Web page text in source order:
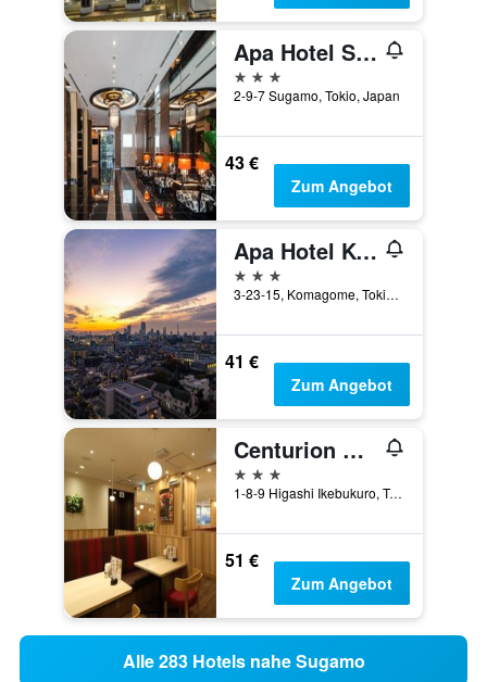
Apa Hotel Sugamo Ekimae
3 Sterne
2-9-7 Sugamo, Tokio, Japan
43 €
Zum Angebot
Apa Hotel Komagome Ekimae
3 Sterne
3-23-15, Komagome, Tokio, Japan
41 €
Zum Angebot
Centurion Hotel Ikebukuro Station
3 Sterne
1-8-9 Higashi Ikebukuro, Tokio, Japan
51 €
Zum Angebot
Alle 283 Hotels nahe Sugamo